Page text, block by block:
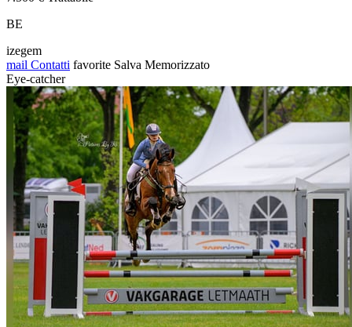
BE
izegem
mail Contatti favorite Salva Memorizzato
Eye-catcher